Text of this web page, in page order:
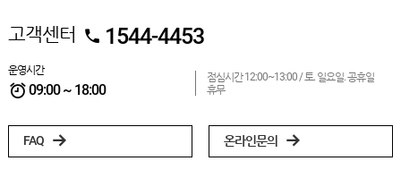
고객센터 1544-4453
운영시간
09:00 ~ 18:00
점심시간 12:00~13:00 /토. 일요일. 공휴일
휴무
FAQ 온라인문의